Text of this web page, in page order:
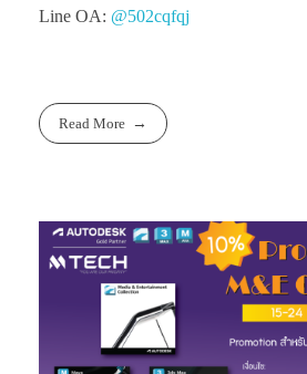
Line OA: @502cqfqj
Read More